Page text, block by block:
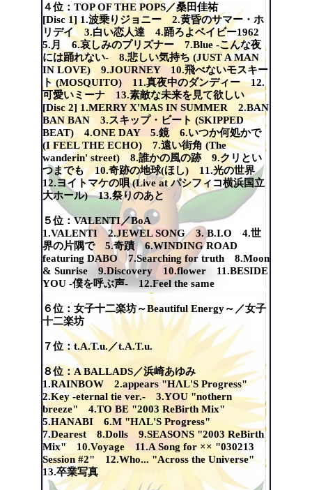
４位：TOP OF THE POPS／桑田佳祐
[Disc 1] 1.波乗りジョニー 2.黄昏のサマー・ホ
リデイ 3.白い恋人達 4.踊ろよベイビー1962
5.月 6.哀しみのプリズナー 7.Blue -こんな夜
には踊れない- 8.悲しい気持ち (JUST A MAN
IN LOVE) 9.JOURNEY 10.飛べないモスキー
ト (MOSQUITO) 11.真夜中のダンディー 12.
可愛いミーナ 13.素敵な未来を見て欲しい
[Disc 2] 1.MERRY X'MAS IN SUMMER 2.BAN
BAN BAN 3.スキップ・ビート (SKIPPED
BEAT) 4.ONE DAY 5.鏡 6.いつか何処かで
(I FEEL THE ECHO) 7.遠い街角 (The
wanderin' street) 8.誰かの風の跡 9.クリとい
つまでも 10.奇跡の地球(ほし) 11.光の世界
12.ヨイトマケの唄 (Live at パシフィコ横浜国立
大ホール) 13.祭りのあと
５位：VALENTI／BoA
1.VALENTI 2.JEWEL SONG 3. B.I.O 4.世
界の片隅で 5.奇蹟 6.WINDING ROAD
featuring DABO 7.Searching for truth 8.Moon
& Sunrise 9.Discovery 10.flower 11.BESIDE
YOU -僕を呼ぶ声- 12.Feel the same
６位：女子十二楽坊～Beautiful Energy～／女子
十二楽坊
７位：t.A.T.u.／t.A.T.u.
８位：A BALLADS／浜崎あゆみ
1.RAINBOW 2.appears "HΛL'S Progress"
2.Key -eternal tie ver.- 3.YOU "nothern
breeze" 4.TO BE "2003 ReBirth Mix"
5.HANABI 6.M "HΛL'S Progress"
7.Dearest 8.Dolls 9.SEASONS "2003 ReBirth
Mix" 10.Voyage 11.A Song for ×× "030213
Session #2" 12.Who... "Across the Universe"
13.卒業写真